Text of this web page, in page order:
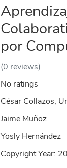
por
(0 reviews)
No ratings
César Collazos,
Jaime Muñoz
Yosly Hernández
Copyright Year: